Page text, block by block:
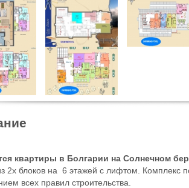
квартиры в Болгарии на Солнечном
2х блоков на 6 этажей с лифтом. Комплекс
всех правил строительства.